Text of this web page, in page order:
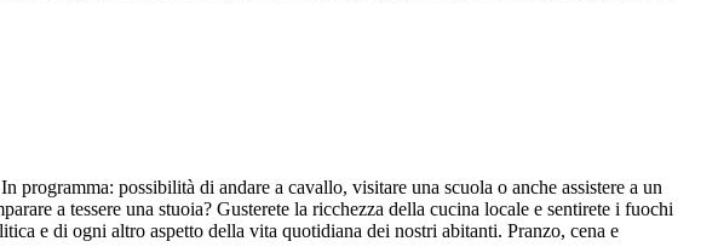
possibilità di andare a cavallo, visitare una scuola o anche assistere a un
a tessere una stuoia? Gusterete la ricchezza della cucina locale e sentirete i fuochi
e di ogni altro aspetto della vita quotidiana dei nostri abitanti. Pranzo, cena e